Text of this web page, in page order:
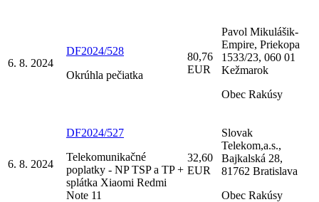
6. 8. 2024
DF2024/528
Okrúhla pečiatka
80,76
EUR
Pavol Mikulášik-
Empire, Priekopa
1533/23, 060 01
Kežmarok
Obec Rakúsy
6. 8. 2024
DF2024/527
Telekomunikačné
poplatky - NP TSP a TP +
splátka Xiaomi Redmi
Note 11
32,60
EUR
Slovak
Telekom,a.s.,
Bajkalská 28,
81762 Bratislava
Obec Rakúsy